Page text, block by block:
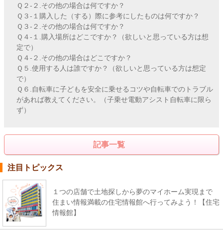
Ｑ２-２.その他の場合は何ですか？
Ｑ３-１購入した（する）際に参考にしたものは何ですか？
Ｑ３-２.その他の場合は何ですか？
Ｑ４-１.購入場所はどこですか？（欲しいと思っている方は想
定で）
Ｑ４-２.その他の場合はどこですか？
Ｑ５.使用する人は誰ですか？（欲しいと思っている方は想定
で）
Ｑ６.自転車に子どもを安全に乗せるコツや自転車でのトラブル
があれば教えてください。（子乗せ電動アシスト自転車に限ら
ず）
記事一覧
注目トピックス
１つの店舗で土地探しから夢のマイホーム実現まで
住まい情報満載の住宅情報館へ行ってみよう！【住宅
情報館】